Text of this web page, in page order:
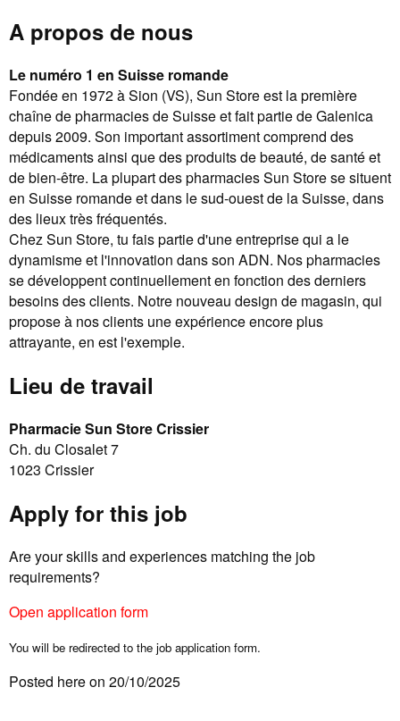
A propos de nous
Le numéro 1 en Suisse romande
Fondée en 1972 à Sion (VS), Sun Store est la première
chaîne de pharmacies de Suisse et fait partie de Galenica
depuis 2009. Son important assortiment comprend des
médicaments ainsi que des produits de beauté, de santé et
de bien-être. La plupart des pharmacies Sun Store se situent
en Suisse romande et dans le sud-ouest de la Suisse, dans
des lieux très fréquentés.
Chez Sun Store, tu fais partie d'une entreprise qui a le
dynamisme et l'innovation dans son ADN. Nos pharmacies
se développent continuellement en fonction des derniers
besoins des clients. Notre nouveau design de magasin, qui
propose à nos clients une expérience encore plus
attrayante, en est l'exemple.
Lieu de travail
Pharmacie Sun Store Crissier
Ch. du Closalet 7
1023 Crissier
Apply for this job
Are your skills and experiences matching the job
requirements?
Open application form
You will be redirected to the job application form.
Posted here on 20/10/2025